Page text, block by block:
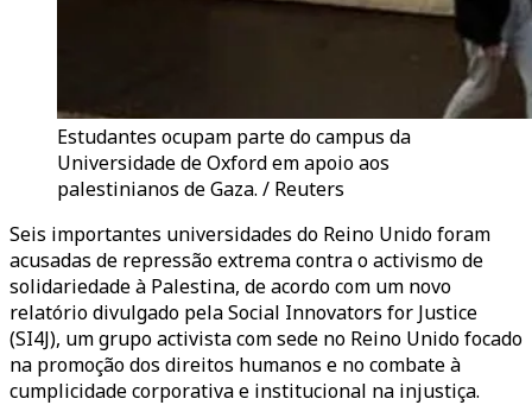
Estudantes ocupam parte do campus da
Universidade de Oxford em apoio aos
palestinianos de Gaza. / Reuters
Seis importantes universidades do Reino Unido foram
acusadas de repressão extrema contra o activismo de
solidariedade à Palestina, de acordo com um novo
relatório divulgado pela Social Innovators for Justice
(SI4J), um grupo activista com sede no Reino Unido focado
na promoção dos direitos humanos e no combate à
cumplicidade corporativa e institucional na injustiça.